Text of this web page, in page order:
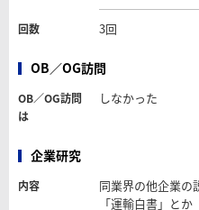
回数 3回
OB／OG訪問
OB／OG訪問
は
しなかった
企業研究
内容
同業界の他企業の
「運輸白書」と